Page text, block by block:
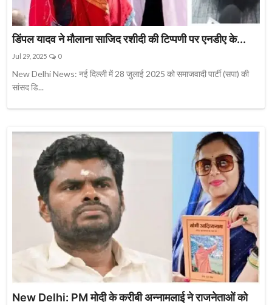
डिंपल यादव ने मौलाना साजिद रशीदी की टिप्पणी पर एनडीए के...
Jul 29, 2025 0
New Delhi News: नई दिल्ली में 28 जुलाई 2025 को समाजवादी पार्टी (सपा) की
सांसद डि...
New Delhi: PM मोदी के करीबी अन्नामलाई ने राजनेताओं को